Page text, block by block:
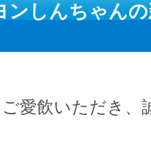
ンしんちゃんの
愛飲いただき